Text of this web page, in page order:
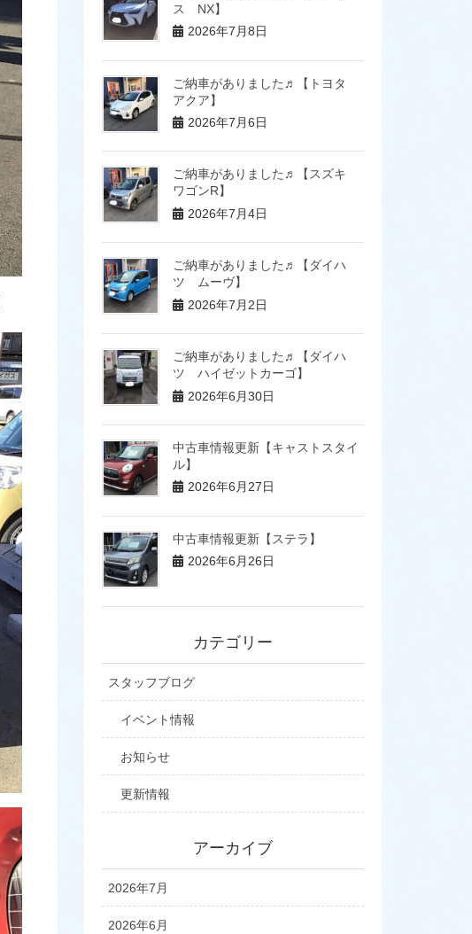
ス NX】
2026年7月8日
ご納車がありました♬【トヨタ
アクア】
2026年7月6日
ご納車がありました♬【スズキ
ワゴンR】
2026年7月4日
ご納車がありました♬【ダイハ
ツ ムーヴ】
2026年7月2日
ご納車がありました♬【ダイハ
ツ ハイゼットカーゴ】
2026年6月30日
中古車情報更新【キャストスタイ
ル】
2026年6月27日
中古車情報更新【ステラ】
2026年6月26日
カテゴリー
スタッフブログ
イベント情報
お知らせ
更新情報
アーカイブ
2026年7月
2026年6月